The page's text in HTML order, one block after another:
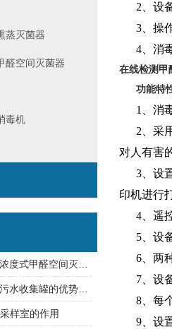
2、设备
3、操作
4、消毒
在线检测甲
功能特
1、消毒
2、采用
对人有害
3、设置
印机进行
4、遥控
5、设备
6、两种
7、设备
8、每个
9、设置
蒸灭菌器
醛空间灭菌器
毒机
样室的作用